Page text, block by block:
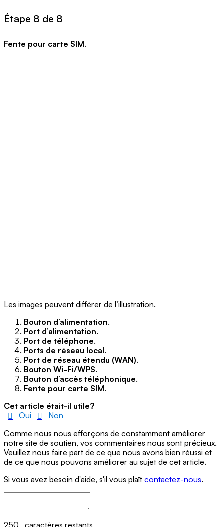
Étape 8 de 8
Fente pour carte SIM.
Les images peuvent différer de l’illustration.
Bouton d’alimentation.
Port d’alimentation.
Port de téléphone.
Ports de réseau local.
Port de réseau étendu (WAN).
Bouton Wi-Fi/WPS.
Bouton d’accès téléphonique.
Fente pour carte SIM.
Cet article était-il utile?
Oui
Non
Comme nous nous efforçons de constamment améliorer
notre site de soutien, vos commentaires nous sont précieux.
Veuillez nous faire part de ce que nous avons bien réussi et
de ce que nous pouvons améliorer au sujet de cet article.
Si vous avez besoin d'aide, s'il vous plaît contactez-nous.